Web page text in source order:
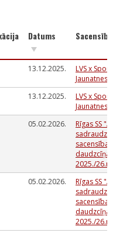
Datums
13.12.2025.
LVS x
Jaunatnes
13.12.2025.
LVS x
Jaunatnes
05.02.2026.
Rīgas SS
sacensības
daudzcīņas
2025./
05.02.2026.
Rīgas SS
sacensības
daudzcīņas
2025./